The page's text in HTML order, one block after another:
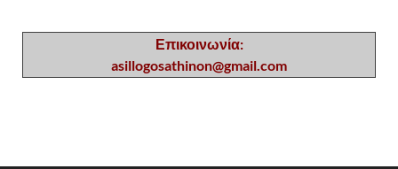
Επικοινωνία:
asillogosathinon@gmail.com